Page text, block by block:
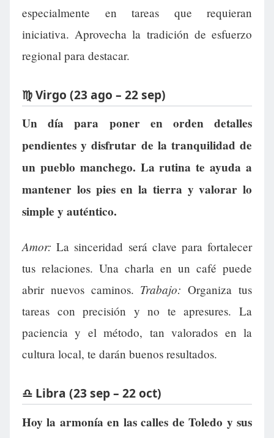
especialmente en tareas que requieran
iniciativa. Aprovecha la tradición de esfuerzo
regional para destacar.
♍ Virgo (23 ago – 22 sep)
Un día para poner en orden detalles
pendientes y disfrutar de la tranquilidad de
un pueblo manchego. La rutina te ayuda a
mantener los pies en la tierra y valorar lo
simple y auténtico.
Amor: La sinceridad será clave para fortalecer
tus relaciones. Una charla en un café puede
abrir nuevos caminos. Trabajo: Organiza tus
tareas con precisión y no te apresures. La
paciencia y el método, tan valorados en la
cultura local, te darán buenos resultados.
♎ Libra (23 sep – 22 oct)
Hoy la armonía en las calles de Toledo y sus